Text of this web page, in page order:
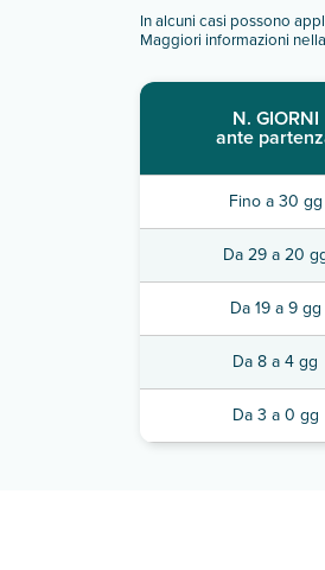
In alcuni casi possono
Maggiori informazioni
N. GIORNI
ante
Fino a 30 gg
Da 29 a 20
Da 19 a 9 gg
Da 8 a 4 gg
Da 3 a 0 gg